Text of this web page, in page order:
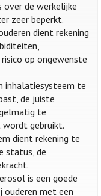
over de werkelijke
zeer beperkt.
dient rekening
op ongewenste
inhalatiesysteem te
de juiste
te
gebruikt.
dient rekening te
status, de
is een goede
ouderen met een